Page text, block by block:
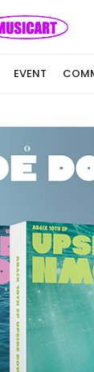
EVENT